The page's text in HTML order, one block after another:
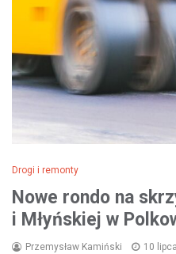
Drogi i remonty
Nowe rondo na
i Młyńskiej w
Przemysław Kamiński 10